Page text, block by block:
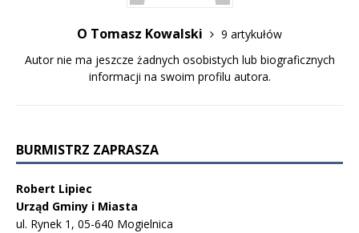
O Tomasz Kowalski
9 artykułów
Autor nie ma jeszcze żadnych osobistych lub biograficznych
informacji na swoim profilu autora.
BURMISTRZ ZAPRASZA
Robert Lipiec
Urząd Gminy i Miasta
ul. Rynek 1, 05-640 Mogielnica